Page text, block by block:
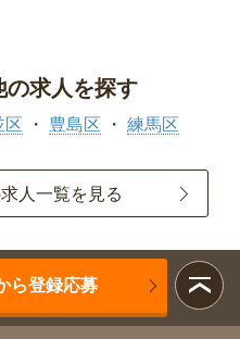
の求人を探す
区 豊島区 練馬区
人一覧を見る
ら登録応募